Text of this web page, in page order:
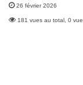
26 février 2026
181 vues au total, 0